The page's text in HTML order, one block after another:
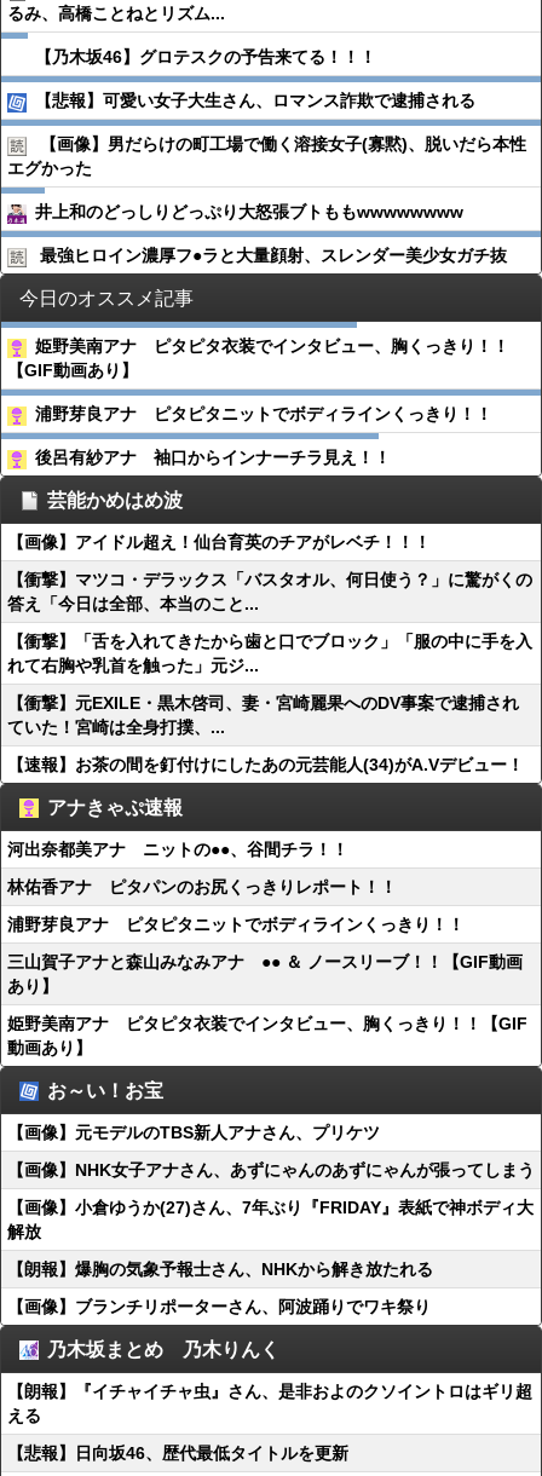
るみ、高橋ことねとリズム...
【乃木坂46】グロテスクの予告来てる！！！
【悲報】可愛い女子大生さん、ロマンス詐欺で逮捕される
【画像】男だらけの町工場で働く溶接女子(寡黙)、脱いだら本性
エグかった
井上和のどっしりどっぷり大怒張ブトももwwwwwwww
最強ヒロイン濃厚フ●︎ラと大量顔射、スレンダー美少女ガチ抜
今日のオススメ記事
姫野美南アナ ピタピタ衣装でインタビュー、胸くっきり！！
【GIF動画あり】
浦野芽良アナ ピタピタニットでボディラインくっきり！！
後呂有紗アナ 袖口からインナーチラ見え！！
芸能かめはめ波
【画像】アイドル超え！仙台育英のチアがレベチ！！！
【衝撃】マツコ・デラックス「バスタオル、何日使う？」に驚がくの
答え「今日は全部、本当のこと...
【衝撃】「舌を入れてきたから歯と口でブロック」「服の中に手を入
れて右胸や乳首を触った」元ジ...
【衝撃】元EXILE・黒木啓司、妻・宮崎麗果へのDV事案で逮捕され
ていた！宮崎は全身打撲、...
【速報】お茶の間を釘付けにしたあの元芸能人(34)がA.Vデビュー！
アナきゃぷ速報
河出奈都美アナ ニットの●●、谷間チラ！！
林佑香アナ ピタパンのお尻くっきりレポート！！
浦野芽良アナ ピタピタニットでボディラインくっきり！！
三山賀子アナと森山みなみアナ ●● ＆ ノースリーブ！！【GIF動画
あり】
姫野美南アナ ピタピタ衣装でインタビュー、胸くっきり！！【GIF
動画あり】
お～い！お宝
【画像】元モデルのTBS新人アナさん、プリケツ
【画像】NHK女子アナさん、あずにゃんのあずにゃんが張ってしまう
【画像】小倉ゆうか(27)さん、7年ぶり『FRIDAY』表紙で神ボディ大
解放
【朗報】爆胸の気象予報士さん、NHKから解き放たれる
【画像】ブランチリポーターさん、阿波踊りでワキ祭り
乃木坂まとめ 乃木りんく
【朗報】『イチャイチャ虫』さん、是非およのクソイントロはギリ超
える
【悲報】日向坂46、歴代最低タイトルを更新